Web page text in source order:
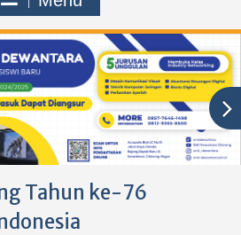
Tahun ke-76